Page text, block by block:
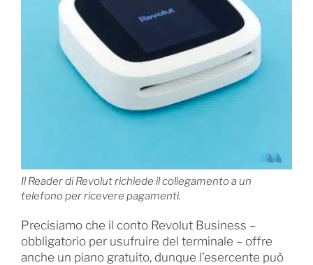
Il Reader di Revolut richiede il collegamento a un
telefono per ricevere pagamenti.
Precisiamo che il conto Revolut Business –
obbligatorio per usufruire del terminale – offre
anche un piano gratuito, dunque l’esercente può